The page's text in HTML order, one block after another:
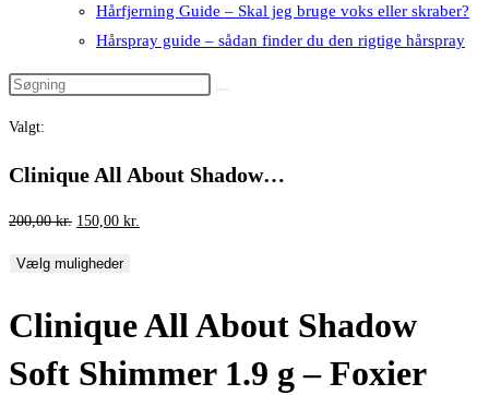
Hårfjerning Guide – Skal jeg bruge voks eller skraber?
Hårspray guide – sådan finder du den rigtige hårspray
Valgt:
Clinique All About Shadow…
200,00kr. Den
pris
200,00 kr..
150,00 kr.
150,00 kr..
Vælg muligheder
Clinique All About Shadow
Soft Shimmer 1.9 g – Foxier